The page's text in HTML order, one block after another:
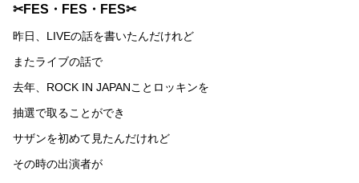
✂FES・FES・FES✂
昨日、LIVEの話を書いたんだけれど
またライブの話で
去年、ROCK IN JAPANことロッキンを
抽選で取ることができ
サザンを初めて見たんだけれど
その時の出演者が